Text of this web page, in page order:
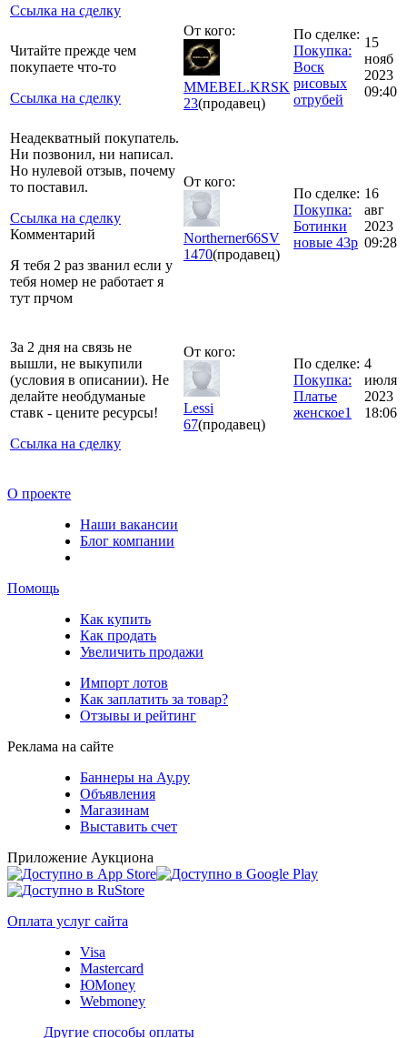
Ссылка на сделку
Читайте прежде чем
покупаете что-то
Ссылка на сделку
От кого:
MMEBEL.KRSK
23(продавец)
По сделке:
Покупка:
Воск
рисовых
отрубей
15
нояб
2023
09:40
Неадекватный покупатель.
Ни позвонил, ни написал.
Но нулевой отзыв, почему
то поставил.
Ссылка на сделку
Комментарий
Я тебя 2 раз званил если у
тебя номер не работает я
тут прчом
От кого:
Northerner66SV
1470(продавец)
По сделке:
Покупка:
Ботинки
новые 43р
16
авг
2023
09:28
За 2 дня на связь не
вышли, не выкупили
(условия в описании). Не
делайте необдуманые
ставк - цените ресурсы!
Ссылка на сделку
От кого:
Lessi
67(продавец)
По сделке:
Покупка:
Платье
женское1
4
июля
2023
18:06
О проекте
Наши вакансии
Блог компании
Помощь
Как купить
Как продать
Увеличить продажи
Импорт лотов
Как заплатить за товар?
Отзывы и рейтинг
Реклама на сайте
Баннеры на Ау.ру
Объявления
Магазинам
Выставить счет
Приложение Аукциона
Оплата услуг сайта
Visa
Mastercard
ЮMoney
Webmoney
Другие способы оплаты